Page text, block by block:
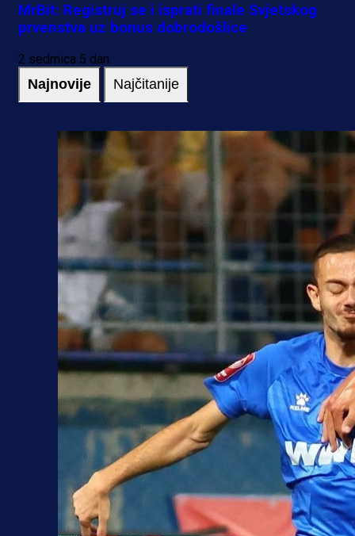
MrBit: Registruj se i isprati finale Svjetskog
prvenstva uz bonus dobrodošlice
2 sedmica 5 dan
Najnovije Najčitanije